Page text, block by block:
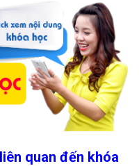
quan đến khóa